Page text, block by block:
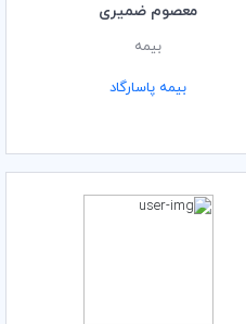
معصوم ضمیری
بیمه
بیمه پاسارگاد